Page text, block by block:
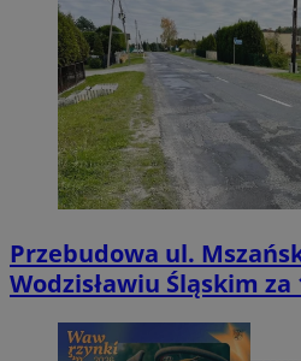
Przebudowa ul.
Wodzisławiu Śląskim za